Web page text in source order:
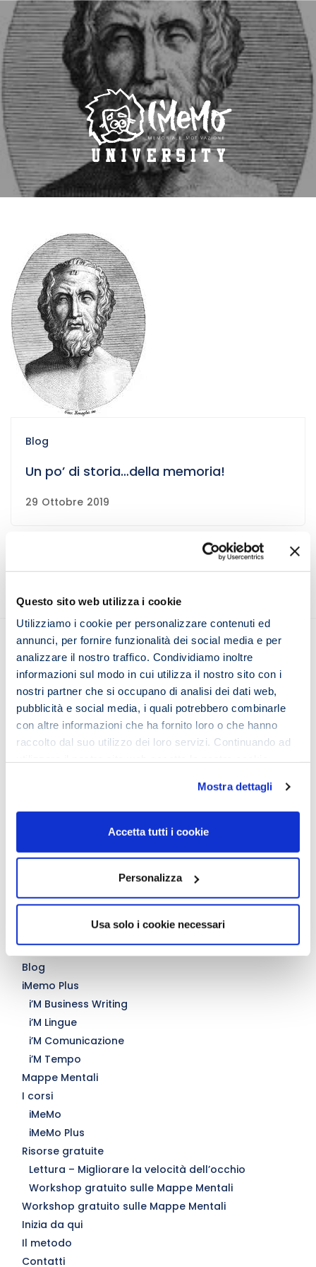
Questo sito web utilizza i cookie
Utilizziamo i cookie per personalizzare contenuti ed
annunci, per fornire funzionalità dei social media e per
analizzare il nostro traffico. Condividiamo inoltre
informazioni sul modo in cui utilizza il nostro sito con i
nostri partner che si occupano di analisi dei dati web,
pubblicità e social media, i quali potrebbero combinarle
con altre informazioni che ha fornito loro o che hanno
raccolto dal suo utilizzo dei loro servizi. Continuando ad
Mostra dettagli
Accetta tutti i cookie
Personalizza
Usa solo i cookie necessari
Blog
Un po’ di storia…della memoria!
29 Ottobre 2019
Seguici sui social
Chi siamo
i’M Lettura Veloce
Privacy Policy & Cookie Policy
Condizioni generali
Contatti
Blog
iMemo Plus
i’M Business Writing
i’M Lingue
i’M Comunicazione
i’M Tempo
Mappe Mentali
I corsi
iMeMo
iMeMo Plus
Risorse gratuite
Lettura – Migliorare la velocità dell’occhio
Workshop gratuito sulle Mappe Mentali
Workshop gratuito sulle Mappe Mentali
Inizia da qui
Il metodo
Contatti